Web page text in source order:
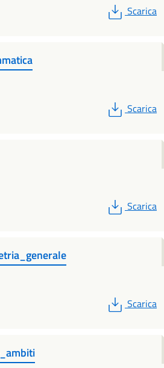
PDF
Scarica
PDF
Scarica
PDF
Scarica
PDF
Scarica